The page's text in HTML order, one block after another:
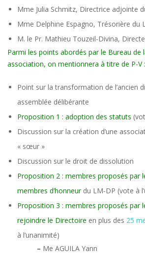
Mme Julia Schmitz, Directrice adjointe
Mme Delphine Espagno, Trésorière du
M. le Pr. Mathieu Touzeil-Divina,
Parmi les points abordés par le Bureau de
association, on mentionnera à titre de P-V :
Point sur la transformation de l’ancien
assemblée délibérante
Proposition 1 : adoption des statuts
Discussion sur la création d’une
« sœur »
Discussion sur le droit de dissolution
Proposition 2 : membres proposés par
membres d’honneurdu LM-DP (vote à
Proposition 3 : membres proposés par
rejoindre le Directoire en plus des 25
à l’unanimité)
– Me AGUILA Yann